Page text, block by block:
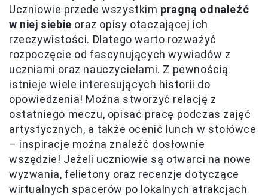
Uczniowie przede wszystkim pragną odnaleźć
w niej siebie oraz opisy otaczającej ich
rzeczywistości. Dlatego warto rozważyć
rozpoczęcie od fascynujących wywiadów z
uczniami oraz nauczycielami. Z pewnością
istnieje wiele interesujących historii do
opowiedzenia! Można stworzyć relację z
ostatniego meczu, opisać pracę podczas zajęć
artystycznych, a także ocenić lunch w stołówce
– inspiracje można znaleźć dosłownie
wszędzie! Jeżeli uczniowie są otwarci na nowe
wyzwania, felietony oraz recenzje dotyczące
wirtualnych spacerów po lokalnych atrakcjach